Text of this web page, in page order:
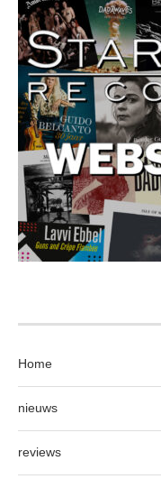
Home
nieuws
reviews